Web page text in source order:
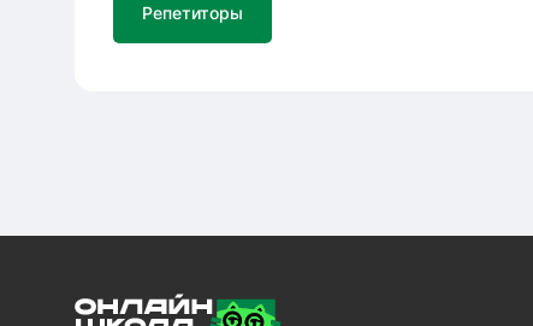
Репетиторы